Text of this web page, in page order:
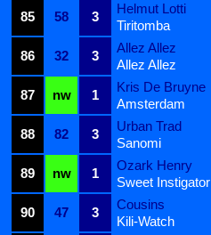
85
58 3
Helmut Lotti
Tiritomba
86
32 3
Allez Allez
Allez Allez
87
nw 1
Kris De Bruyne
Amsterdam
88
82 3
Urban Trad
Sanomi
89
nw 1
Ozark Henry
Sweet Instigator
90
47 3
Cousins
Kili-Watch